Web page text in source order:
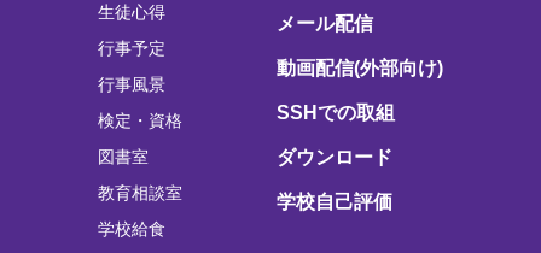
生徒心得
行事予定
行事風景
検定・資格
図書室
教育相談室
学校給食
メール配信
動画配信(外部向け)
SSHでの取組
ダウンロード
学校自己評価